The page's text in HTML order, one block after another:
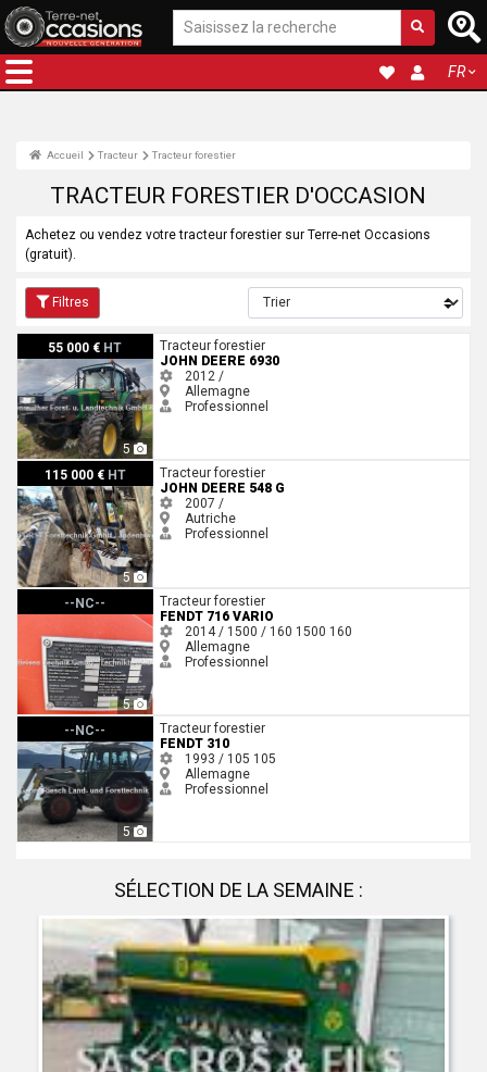
FR
Accueil Tracteur Tracteur forestier
TRACTEUR FORESTIER D'OCCASION
Achetez ou vendez votre tracteur forestier sur Terre-net Occasions
(gratuit).
Filtres
55 000 € HT
5
John Deere 6930
Tracteur forestier
JOHN DEERE 6930
2012 /
Allemagne
Professionnel
115 000 € HT
5
John Deere 548 G
Tracteur forestier
JOHN DEERE 548 G
2007 /
Autriche
Professionnel
--NC--
5
Fendt 716 Vario
Tracteur forestier
FENDT 716 VARIO
2014 / 1500 / 160 1500 160
Allemagne
Professionnel
--NC--
5
Fendt 310
Tracteur forestier
FENDT 310
1993 / 105 105
Allemagne
Professionnel
SÉLECTION DE LA SEMAINE :